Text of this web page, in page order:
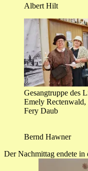
Albert Hilt
Gesangtruppe des
Emely
Fery Daub
Bernd Hawner
Der Nachmittag endete in